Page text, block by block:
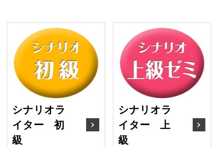
シナリオライター 初級
シナリオラ
イター 初
級
シナリオラ
イター 上
級